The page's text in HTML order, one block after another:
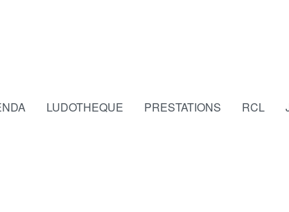
LUDOTHEQUE PRESTATIONS RCL